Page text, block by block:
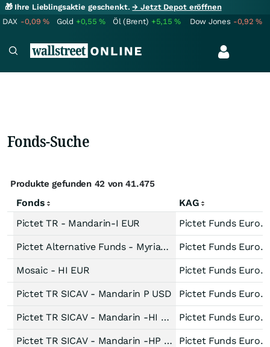
🎁 Ihre Lieblingsaktie geschenkt.→ Jetzt Depot eröffnen
DAX -0,09% Gold +0,55% Öl (Brent) +5,15% Dow Jones -0,92%
Fonds-Suche
Produkte gefunden 42 von 41.475
Fonds
KAG
Pictet TR - Mandarin-I EUR
Pictet Funds Europe
Pictet Alternative Funds - Myriad I USD Pictet Funds Europe
Mosaic - HI EUR Pictet Funds Europe
Pictet TR SICAV - Mandarin P USD Pictet Funds Europe
Pictet TR SICAV - Mandarin -HI EUR- Pictet Funds Europe
Pictet TR SICAV - Mandarin -HP EUR- Pictet Funds Europe